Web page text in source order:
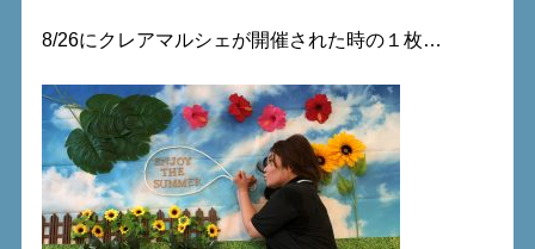
8/26にクレアマルシェが開催された時の１枚…